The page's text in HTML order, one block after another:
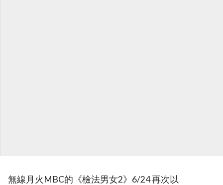
無線月火MBC的《檢法男女2》6/24 再次以